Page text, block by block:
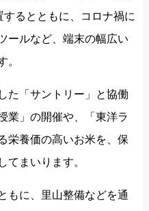
るとともに、コロナ禍に
ールなど、端末の幅広い
。
た「サントリー」と協働
業」の開催や、「東洋ラ
栄養価の高いお米を、保
てまいります。
もに、里山整備などを通